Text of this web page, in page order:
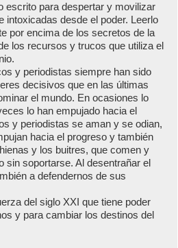
escrito para despertar y movilizar
intoxicadas desde el poder. Leerlo
por encima de los secretos de la
los recursos y trucos que utiliza el
y periodistas siempre han sido
decisivos que en las últimas
el mundo. En ocasiones lo
lo han empujado hacia el
y periodistas se aman y se odian,
hacia el progreso y también
y los buitres, que comen y
sin soportarse. Al desentrañar el
a defendernos de sus
del siglo XXI que tiene poder
y para cambiar los destinos del